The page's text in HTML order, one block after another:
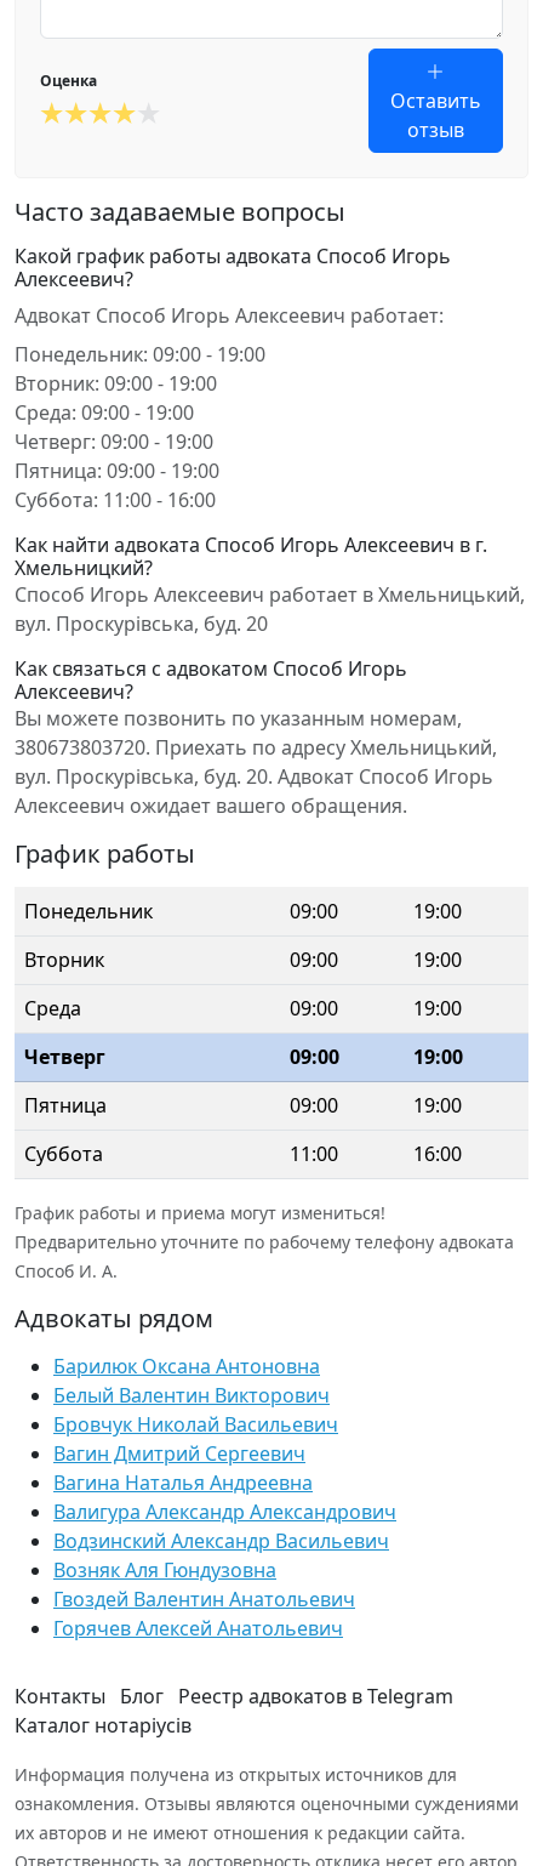
Оценка
Оставить
отзыв
Часто задаваемые вопросы
Какой график работы адвоката Способ Игорь
Алексеевич?
Адвокат Способ Игорь Алексеевич работает:
Понедельник: 09:00 - 19:00
Вторник: 09:00 - 19:00
Среда: 09:00 - 19:00
Четверг: 09:00 - 19:00
Пятница: 09:00 - 19:00
Суббота: 11:00 - 16:00
Как найти адвоката Способ Игорь Алексеевич в г.
Хмельницкий?
Способ Игорь Алексеевич работает в Хмельницький,
вул. Проскурівська, буд. 20
Как связаться с адвокатом Способ Игорь
Алексеевич?
Вы можете позвонить по указанным номерам,
380673803720. Приехать по адресу Хмельницький,
вул. Проскурівська, буд. 20. Адвокат Способ Игорь
Алексеевич ожидает вашего обращения.
График работы
Понедельник 09:00
19:00
Вторник
09:00
19:00
Среда
09:00
19:00
Четверг
09:00
19:00
Пятница
09:00
19:00
Суббота
11:00 16:00
График работы и приема могут измениться!
Предварительно уточните по рабочему телефону адвоката
Способ И. А.
Адвокаты рядом
Барилюк Оксана Антоновна
Белый Валентин Викторович
Бровчук Николай Васильевич
Вагин Дмитрий Сергеевич
Вагина Наталья Андреевна
Валигура Александр Александрович
Водзинский Александр Васильевич
Возняк Аля Гюндузовна
Гвоздей Валентин Анатольевич
Горячев Алексей Анатольевич
Контакты Блог Реестр адвокатов в Telegram
Каталог нотаріусів
Информация получена из открытых источников для
ознакомления. Отзывы являются оценочными суждениями
их авторов и не имеют отношения к редакции сайта.